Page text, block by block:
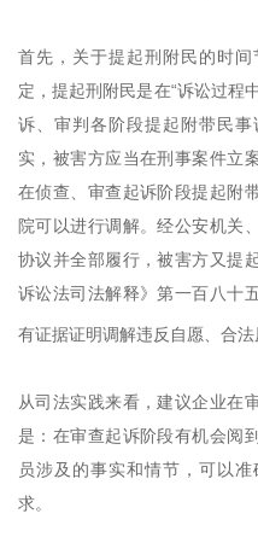
首先，关于提起刑附民的时
定，提起刑附民是在“诉讼过程
诉、审判各阶段提起附带民
实，被害方应当在刑事案件立
在侦查、审查起诉阶段提起附
院可以进行调解。经公安机关
协议并全部履行，被害方又提
诉讼法司法解释》第一百八十
有证据证明调解违反自愿、合
从司法实践来看，建议企业在
是：在审查起诉阶段有机会阅
员涉及的事实和情节，可以
求。